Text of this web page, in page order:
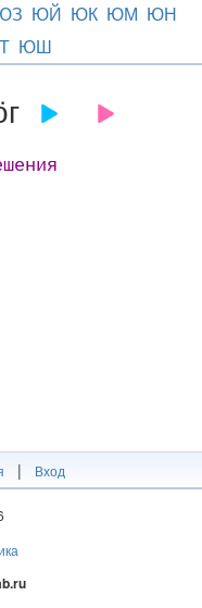
ЮЙ ЮК ЮМ ЮН
ЮШ
| Вход